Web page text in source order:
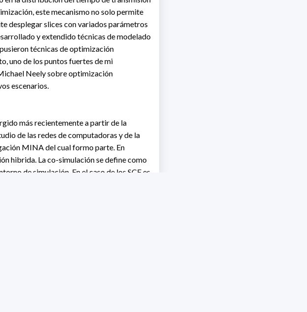
este mecanismo no solo permite
desplegar slices con variados parámetros
y extendido técnicas de modelado
técnicas de optimización
uno de los puntos fuertes de mi
Neely sobre optimización
escenarios.
más recientemente a partir de la
de las redes de computadoras y de la
MINA del cual formo parte. En
hibrida. La co-simulación se define como
de simulación. En el caso de los SCF es